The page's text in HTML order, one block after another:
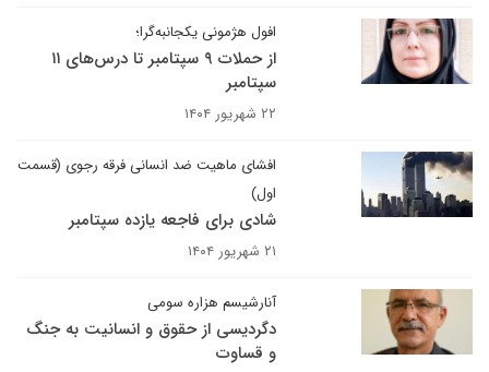
افول هژمونی یکجانبه‌گرا؛
از حملات ۹ سپتامبر تا درس‌های ۱۱
سپتامبر
۲۲ شهریور ۱۴۰۴
افشای ماهیت ضد انسانی فرقه رجوی (قسمت
اول)
شادی برای فاجعه یازده سپتامبر
۲۱ شهریور ۱۴۰۴
آنارشیسم هزاره سومی
دگردیسی از حقوق و انسانیت به جنگ
و قساوت